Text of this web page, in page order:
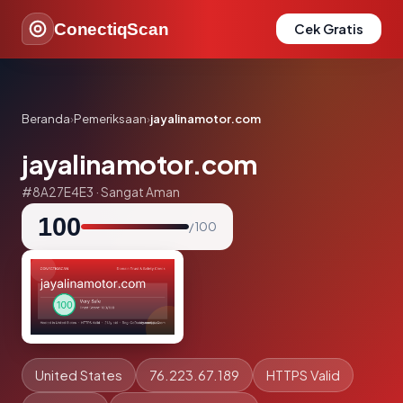
ConectiqScan Cek Gratis
Beranda›Pemeriksaan›jayalinamotor.com
jayalinamotor.com
#8A27E4E3 · Sangat Aman
100 / 100
United States 76.223.67.189 HTTPS Valid